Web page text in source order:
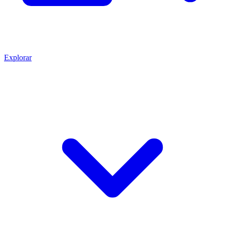
Explorar